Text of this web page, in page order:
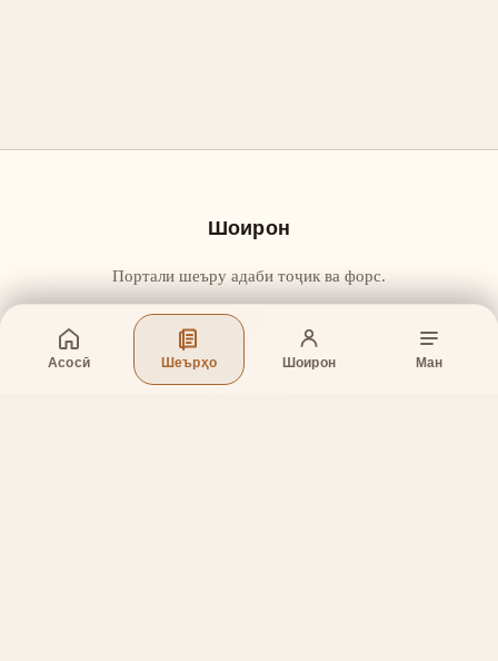
Асосӣ Шеърҳо Шоирон Ман
Шоирон
Портали шеъру адаби тоҷик ва форс.